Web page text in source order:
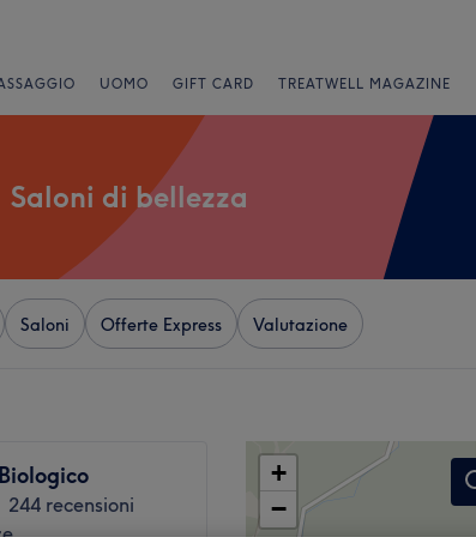
UOMO GIFT CARD TREATWELL MAGAZINE
Saloni di bellezza
Saloni Offerte Express Valutazione
244 recensioni
+
−